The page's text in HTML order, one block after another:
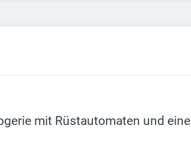
mit Rüstautomaten und eine